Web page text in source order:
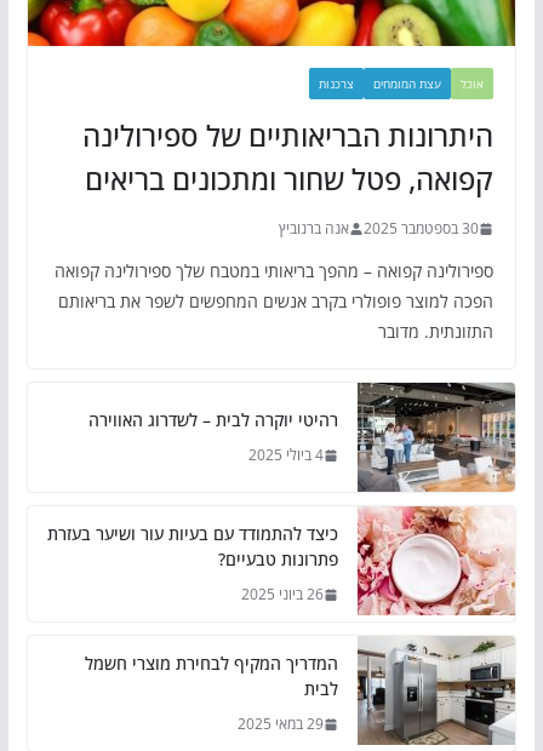
אוכל עצת המומחים צרכנות
היתרונות הבריאותיים של ספירולינה
קפואה, פטל שחור ומתכונים בריאים
30 בספטמבר 2025 אנה ברנוביץ
ספירולינה קפואה – מהפך בריאותי במטבח שלך ספירולינה קפואה
הפכה למוצר פופולרי בקרב אנשים המחפשים לשפר את בריאותם
התזונתית. מדובר
רהיטי יוקרה לבית – לשדרוג האווירה
4 ביולי 2025
כיצד להתמודד עם בעיות עור ושיער בעזרת
פתרונות טבעיים?
26 ביוני 2025
המדריך המקיף לבחירת מוצרי חשמל
לבית
29 במאי 2025